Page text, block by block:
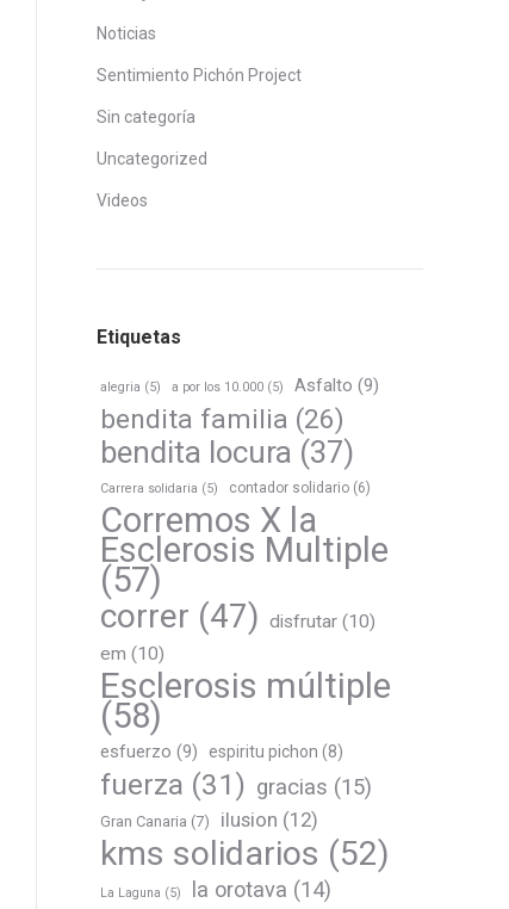
Noticias
Sentimiento Pichón Project
Sin categoría
Uncategorized
Videos
Etiquetas
alegria (5) a por los 10.000 (5) Asfalto (9)
bendita familia (26)
bendita locura (37)
Carrera solidaria (5) contador solidario (6)
Corremos X la
Esclerosis Multiple
(57)
correr (47) disfrutar (10)
em (10)
Esclerosis múltiple
(58)
esfuerzo (9) espiritu pichon (8)
fuerza (31) gracias (15)
Gran Canaria (7) ilusion (12)
kms solidarios (52)
La Laguna (5) la orotava (14)